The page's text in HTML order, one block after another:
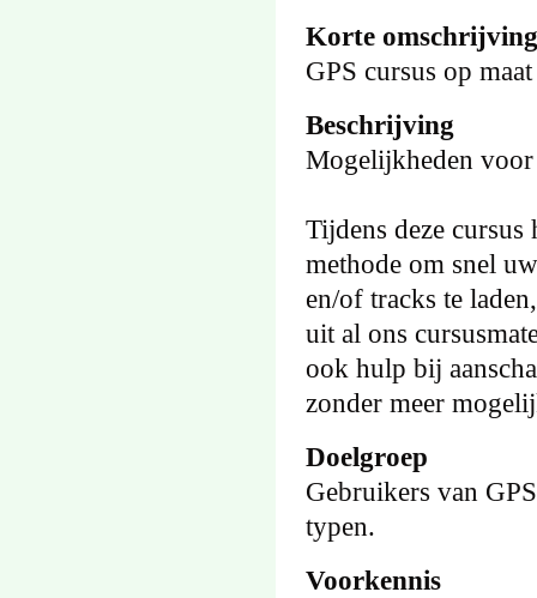
Korte omschrijving
GPS cursus op
Beschrijving
Mogelijkheden
Tijdens deze cursus
methode om snel
en/of tracks te
uit al ons
ook hulp bij
zonder meer
Doelgroep
Gebruikers van
typen.
Voorkennis